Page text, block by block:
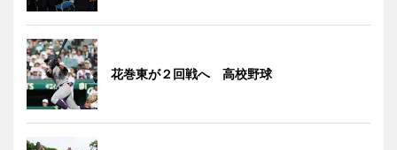
花巻東が２回戦へ 高校野球